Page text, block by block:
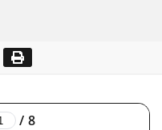
/ 8